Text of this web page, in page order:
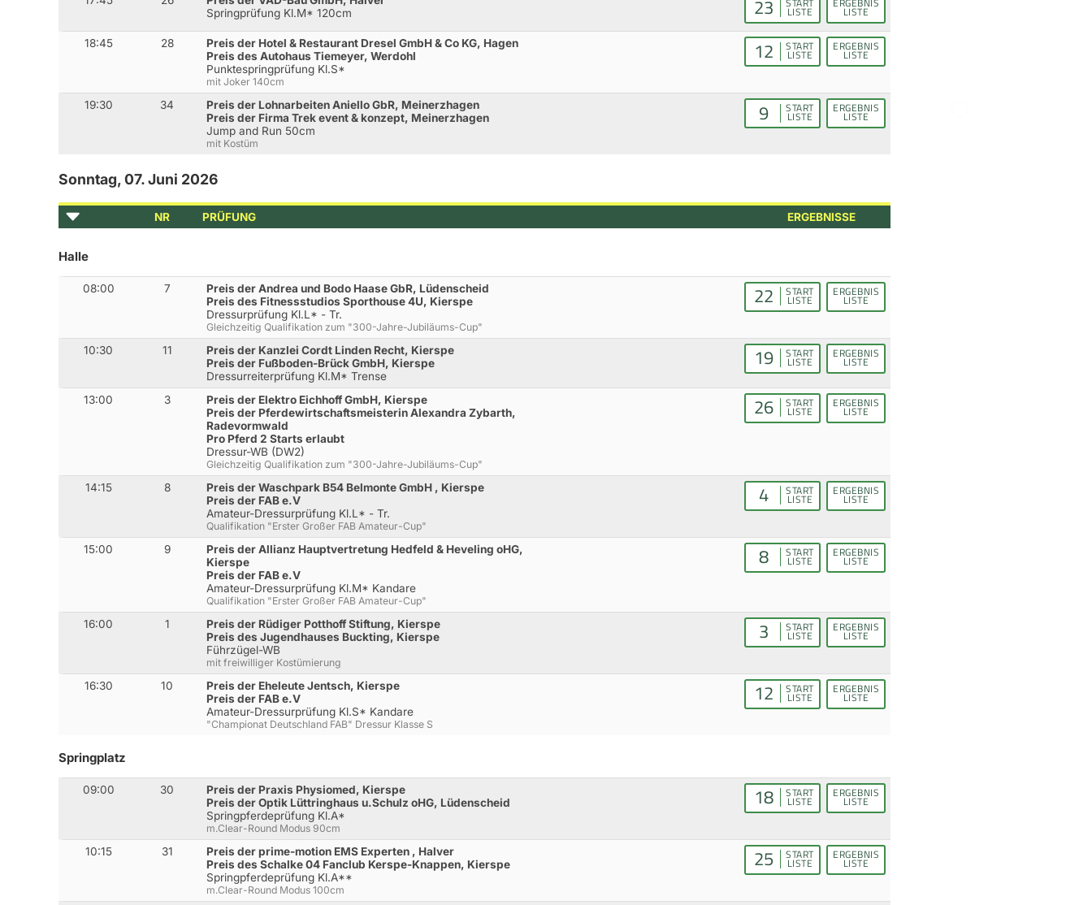
Springprüfung Kl.M* 120cm
23 LISTE LISTE
18:45 28
Preis der Hotel & Restaurant Dresel GmbH & Co KG, Hagen
Preis des Autohaus Tiemeyer, Werdohl
Punktespringprüfung Kl.S*
mit Joker 140cm
12 START
LISTE
ERGEBNIS
LISTE
19:30 34
Preis der Lohnarbeiten Aniello GbR, Meinerzhagen
Preis der Firma Trek event & konzept, Meinerzhagen
Jump and Run 50cm
mit Kostüm
9 START
LISTE
ERGEBNIS
LISTE
Sonntag, 07. Juni 2026
NR PRÜFUNG ERGEBNISSE
Halle
08:00 7
Preis der Andrea und Bodo Haase GbR, Lüdenscheid
Preis des Fitnessstudios Sporthouse 4U, Kierspe
Dressurprüfung Kl.L* - Tr.
Gleichzeitig Qualifikation zum "300-Jahre-Jubiläums-Cup"
22 START
LISTE
ERGEBNIS
LISTE
10:30 11
Preis der Kanzlei Cordt Linden Recht, Kierspe
Preis der Fußboden-Brück GmbH, Kierspe
Dressurreiterprüfung Kl.M* Trense
19 START
LISTE
ERGEBNIS
LISTE
13:00 3
Preis der Elektro Eichhoff GmbH, Kierspe
Preis der Pferdewirtschaftsmeisterin Alexandra Zybarth,
Radevormwald
Pro Pferd 2 Starts erlaubt
Dressur-WB (DW2)
Gleichzeitig Qualifikation zum "300-Jahre-Jubiläums-Cup"
26 START
LISTE
ERGEBNIS
LISTE
14:15 8
Preis der Waschpark B54 Belmonte GmbH , Kierspe
Preis der FAB e.V
Amateur-Dressurprüfung Kl.L* - Tr.
Qualifikation "Erster Großer FAB Amateur-Cup"
4 START
LISTE
ERGEBNIS
LISTE
15:00 9
Preis der Allianz Hauptvertretung Hedfeld & Heveling oHG,
Kierspe
Preis der FAB e.V
Amateur-Dressurprüfung Kl.M* Kandare
Qualifikation "Erster Großer FAB Amateur-Cup"
8 START
LISTE
ERGEBNIS
LISTE
16:00 1
Preis der Rüdiger Potthoff Stiftung, Kierspe
Preis des Jugendhauses Buckting, Kierspe
Führzügel-WB
mit freiwilliger Kostümierung
3 START
LISTE
ERGEBNIS
LISTE
16:30 10
Preis der Eheleute Jentsch, Kierspe
Preis der FAB e.V
Amateur-Dressurprüfung Kl.S* Kandare
"Championat Deutschland FAB" Dressur Klasse S
12 START
LISTE
ERGEBNIS
LISTE
Springplatz
09:00 30
Preis der Praxis Physiomed, Kierspe
Preis der Optik Lüttringhaus u.Schulz oHG, Lüdenscheid
Springpferdeprüfung Kl.A*
m.Clear-Round Modus 90cm
18 START
LISTE
ERGEBNIS
LISTE
10:15 31
Preis der prime-motion EMS Experten , Halver
Preis des Schalke 04 Fanclub Kerspe-Knappen, Kierspe
Springpferdeprüfung Kl.A**
m.Clear-Round Modus 100cm
25 START
LISTE
ERGEBNIS
LISTE